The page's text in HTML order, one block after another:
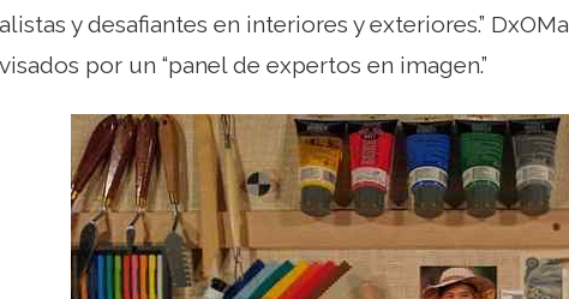
y desafiantes en interiores y exteriores.”
​​por un “panel de expertos en imagen.”